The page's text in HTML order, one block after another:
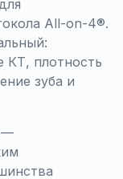
All-on-4®.
КТ, плотность
зуба и
—